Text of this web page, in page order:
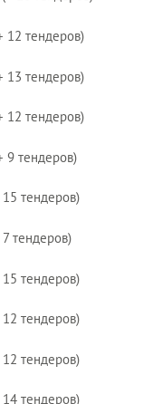
12 тендеров)
13 тендеров)
12 тендеров)
9 тендеров)
15 тендеров)
7 тендеров)
15 тендеров)
12 тендеров)
12 тендеров)
14 тендеров)